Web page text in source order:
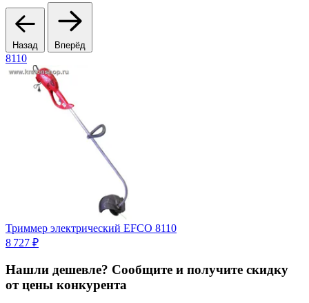
Назад Вперёд
8110
Триммер электрический EFCO 8110
8 727 ₽
Нашли дешевле? Сообщите и получите скидку
от цены конкурента